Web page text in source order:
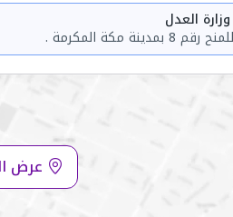
العدل
مكة المكرمة .
عرض